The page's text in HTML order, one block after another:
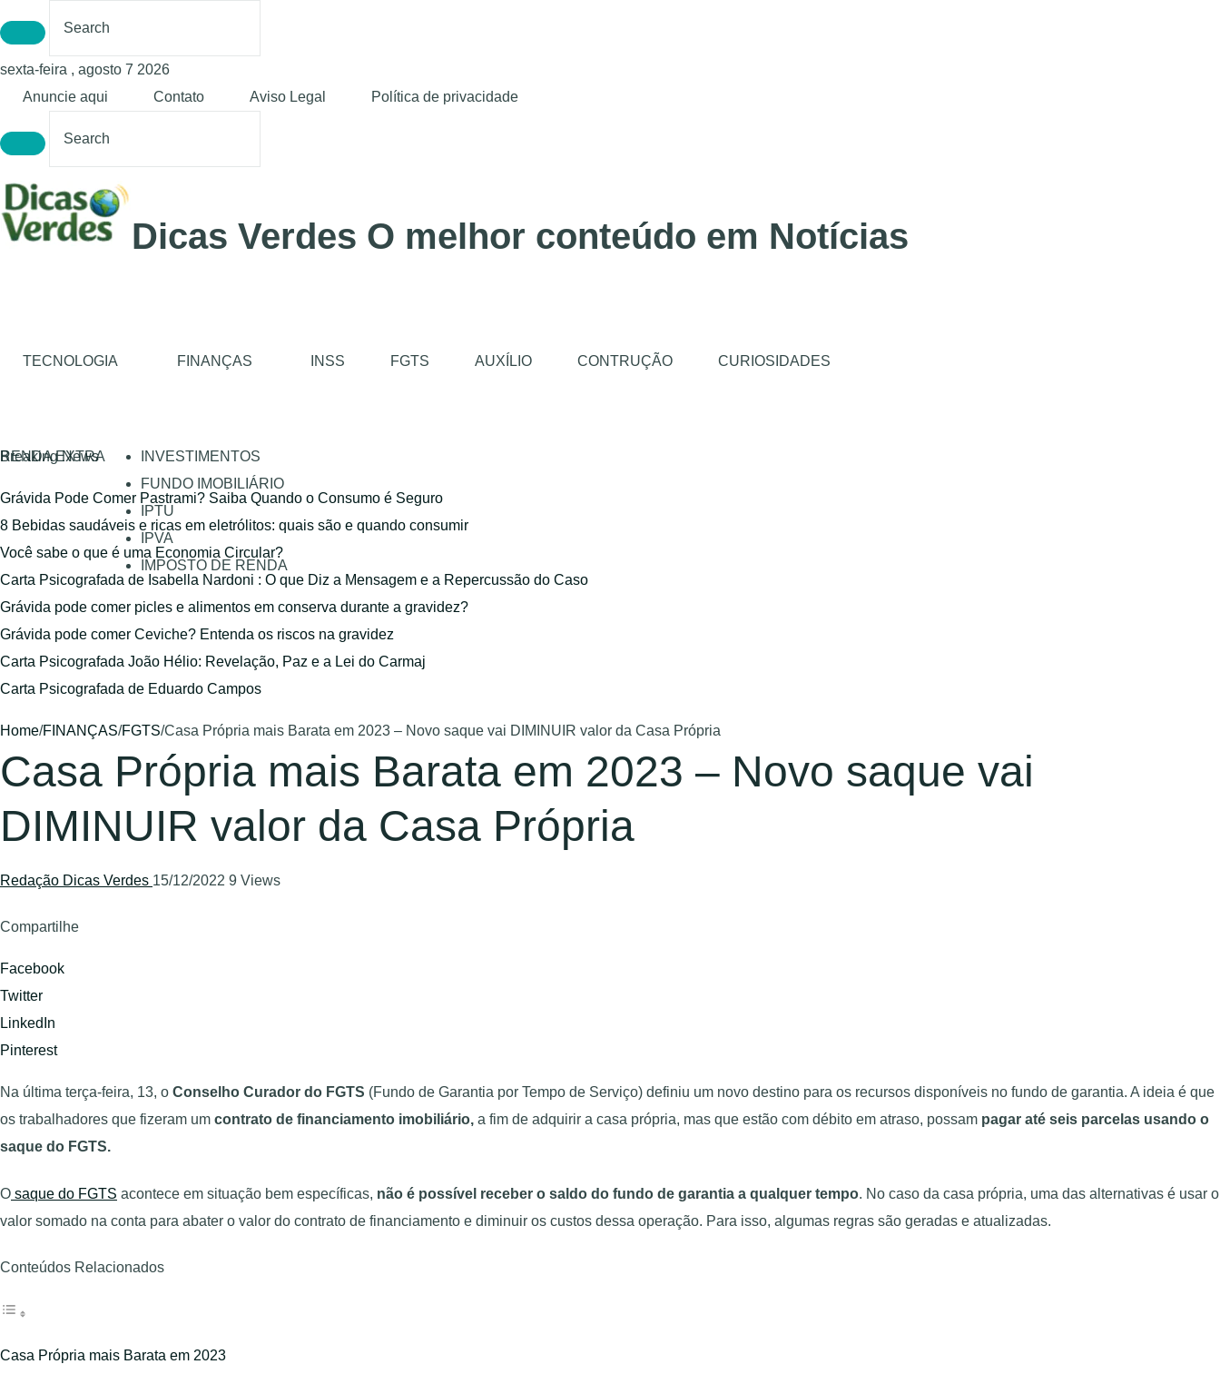
sexta-feira , agosto 7 2026
Anuncie aqui
Contato Aviso Legal Política de privacidade
Dicas Verdes O melhor conteúdo em Notícias
TECNOLOGIA
RENDA EXTRA
FINANÇAS
INVESTIMENTOS
FUNDO IMOBILIÁRIO
IPTU
IPVA
IMPOSTO DE RENDA
INSS FGTS AUXÍLIO CONTRUÇÃO CURIOSIDADES
Breaking News
Grávida Pode Comer Pastrami? Saiba Quando o Consumo é Seguro
8 Bebidas saudáveis e ricas em eletrólitos: quais são e quando consumir
Você sabe o que é uma Economia Circular?
Carta Psicografada de Isabella Nardoni : O que Diz a Mensagem e a Repercussão do Caso
Grávida pode comer picles e alimentos em conserva durante a gravidez?
Grávida pode comer Ceviche? Entenda os riscos na gravidez
Carta Psicografada João Hélio: Revelação, Paz e a Lei do Carmaj
Carta Psicografada de Eduardo Campos
Home/FINANÇAS/FGTS/Casa Própria mais Barata em 2023 – Novo saque vai DIMINUIR valor da Casa Própria
Casa Própria mais Barata em 2023 – Novo saque vai
DIMINUIR valor da Casa Própria
Redação Dicas Verdes 15/12/2022 9 Views
Compartilhe
Facebook
Twitter
LinkedIn
Pinterest
Na última terça-feira, 13, o Conselho Curador do FGTS (Fundo de Garantia por Tempo de Serviço) definiu um novo destino para os recursos disponíveis no fundo de garantia. A ideia é que
os trabalhadores que fizeram um contrato de financiamento imobiliário, a fim de adquirir a casa própria, mas que estão com débito em atraso, possam pagar até seis parcelas usando o
saque do FGTS.
O saque do FGTS acontece em situação bem específicas, não é possível receber o saldo do fundo de garantia a qualquer tempo. No caso da casa própria, uma das alternativas é usar o
valor somado na conta para abater o valor do contrato de financiamento e diminuir os custos dessa operação. Para isso, algumas regras são geradas e atualizadas.
Conteúdos Relacionados
Casa Própria mais Barata em 2023